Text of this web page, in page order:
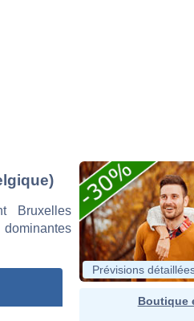
Bruxelles
Prévisions
Boutique